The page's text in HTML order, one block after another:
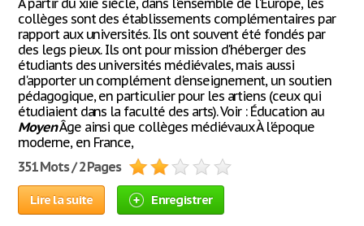
À partir du xiie siècle, dans l'ensemble de l'Europe, les
collèges sont des établissements complémentaires par
rapport aux universités. Ils ont souvent été fondés par
des legs pieux. Ils ont pour mission d'héberger des
étudiants des universités médiévales, mais aussi
d'apporter un complément d'enseignement, un soutien
pédagogique, en particulier pour les artiens (ceux qui
étudiaient dans la faculté des arts). Voir : Éducation au
MoyenÂge ainsi que collèges médiévaux À l'époque
moderne, en France,
351 Mots / 2 Pages
Lire la suite Enregistrer